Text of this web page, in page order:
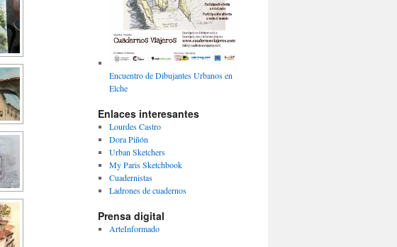
Encuentro de Dibujantes Urbanos en
Elche
Enlaces interesantes
Lourdes Castro
Dora Piñón
Urban Sketchers
My Paris Sketchbook
Cuadernistas
Ladrones de cuadernos
Prensa digital
ArteInformado